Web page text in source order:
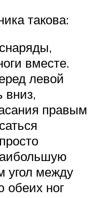
такова:
вместе.
левой
вниз,
правым
угол между
обеих ног